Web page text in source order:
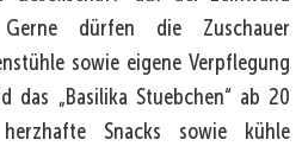
dürfen die Zuschauer
sowie eigene Verpflegung
das „Basilika Stuebchen“ ab 20
Snacks sowie kühle